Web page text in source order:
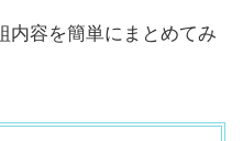
内容を簡単にまとめてみ